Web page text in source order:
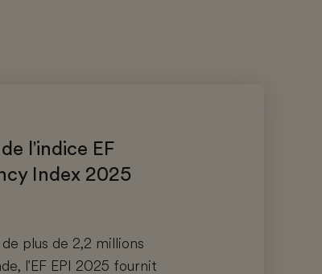
l'indice EF
Index 2025
plus de 2,2 millions
l'EF EPI 2025 fournit